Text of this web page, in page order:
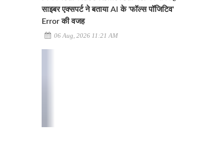
साइबर एक्सपर्ट ने बताया AI के 'फॉल्स पॉजिटिव'
Error की वजह
06 Aug, 2026 11:21 AM